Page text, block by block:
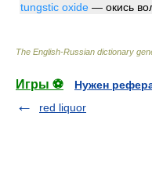
tungstic oxide — окись
The English-Russian dictionary
Игры ⚽
Нужен
red liquor